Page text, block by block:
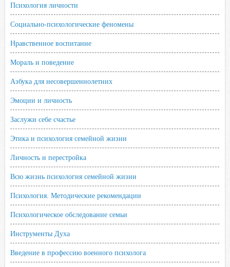
Психология личности
Социально-психологические феномены
Нравственное воспитание
Мораль и поведение
Азбука для несовершеннолетних
Эмоции и личность
Заслужи себе счастье
Этика и психология семейной жизни
Личность и перестройка
Всю жизнь психология семейной жизни
Психология. Методические рекомендации
Психологическое обследование семьи
Инструменты Духа
Введение в профессию военного психолога